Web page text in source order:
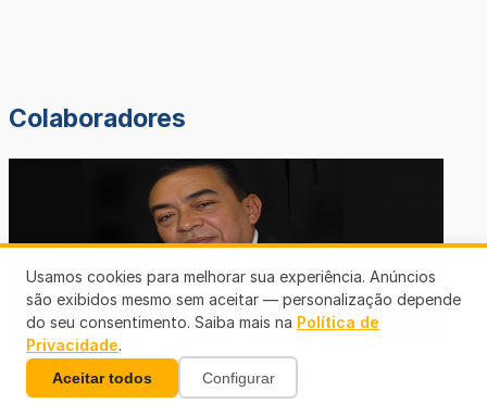
Colaboradores
OSMAR SILVA
OS OTÁRIOS
VALDEMIR CALDAS
Usamos cookies para melhorar sua experiência. Anúncios
são exibidos mesmo sem aceitar — personalização depende
do seu consentimento. Saiba mais na Política de
Privacidade.
Aceitar todos Configurar